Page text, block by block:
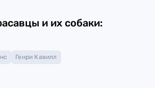
и их собаки:
Генри Кавилл